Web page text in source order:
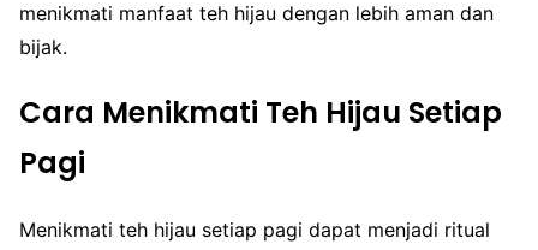
menikmati manfaat teh hijau dengan lebih aman dan
bijak.
Cara Menikmati Teh Hijau Setiap
Pagi
Menikmati teh hijau setiap pagi dapat menjadi ritual